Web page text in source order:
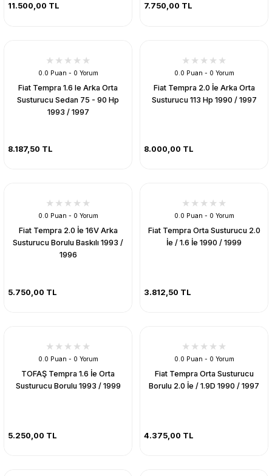
11.500,00 TL 7.750,00 TL
0.0 Puan - 0 Yorum
Fiat Tempra 1.6 Ie Arka Orta
Susturucu Sedan 75 - 90 Hp
1993 / 1997
8.187,50 TL
0.0 Puan - 0 Yorum
Fiat Tempra 2.0 İe Arka Orta
Susturucu 113 Hp 1990 / 1997
8.000,00 TL
0.0 Puan - 0 Yorum
Fiat Tempra 2.0 İe 16V Arka
Susturucu Borulu Baskılı 1993 /
1996
5.750,00 TL
0.0 Puan - 0 Yorum
Fiat Tempra Orta Susturucu 2.0
İe / 1.6 İe 1990 / 1999
3.812,50 TL
0.0 Puan - 0 Yorum
TOFAŞ Tempra 1.6 İe Orta
Susturucu Borulu 1993 / 1999
5.250,00 TL
0.0 Puan - 0 Yorum
Fiat Tempra Orta Susturucu
Borulu 2.0 İe / 1.9D 1990 / 1997
4.375,00 TL